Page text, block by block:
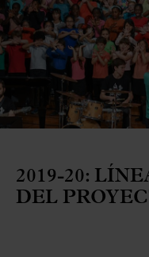
2019-20:
DEL